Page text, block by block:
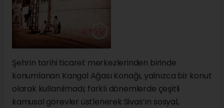
Şehrin tarihi ticaret merkezlerinden birinde
konumlanan Kangal Ağası Konağı, yalnızca bir konut
olarak kullanılmadı; farklı dönemlerde çeşitli
kamusal görevler üstlenerek Sivas’ın sosyal,